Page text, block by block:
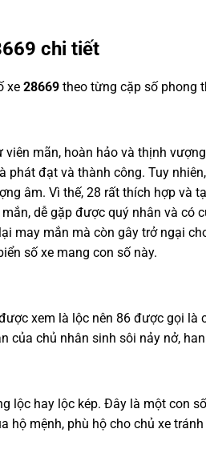
chi tiết
xe 28669 theo từng cặp số phong
mãn, hoàn hảo và thịnh
đạt và thành công. Tuy
âm. Vì thế, 28 rất thích hợp
dễ gặp được quý nhân và
may mắn mà còn gây trở ngại
số xe mang con số này.
xem là lộc nên 86 được gọi
chủ nhân sinh sôi nảy nở,
lộc hay lộc kép. Đây là một con
hộ mệnh, phù hộ cho chủ xe